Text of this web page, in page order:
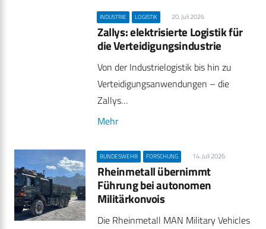
INDUSTRIE LOGISTIK 20. Juli 2026
Zallys: elektrisierte Logistik für
die Verteidigungsindustrie
Von der Industrielogistik bis hin zu
Verteidigungsanwendungen – die
Zallys…
Mehr
BUNDESWEHR FORSCHUNG 14. Juli 2026
Rheinmetall übernimmt
Führung bei autonomen
Militärkonvois
Die Rheinmetall MAN Military Vehicles